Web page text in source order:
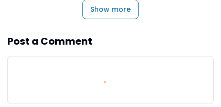
Show more
Post a Comment